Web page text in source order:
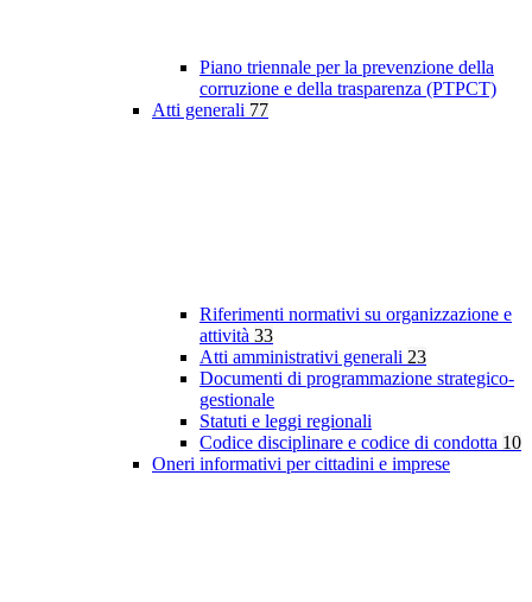
Piano triennale per la prevenzione della
corruzione e della trasparenza (PTPCT)
Atti generali 77
Riferimenti normativi su organizzazione e
attività 33
Atti amministrativi generali 23
Documenti di programmazione strategico-
gestionale
Statuti e leggi regionali
Codice disciplinare e codice di condotta 10
Oneri informativi per cittadini e imprese